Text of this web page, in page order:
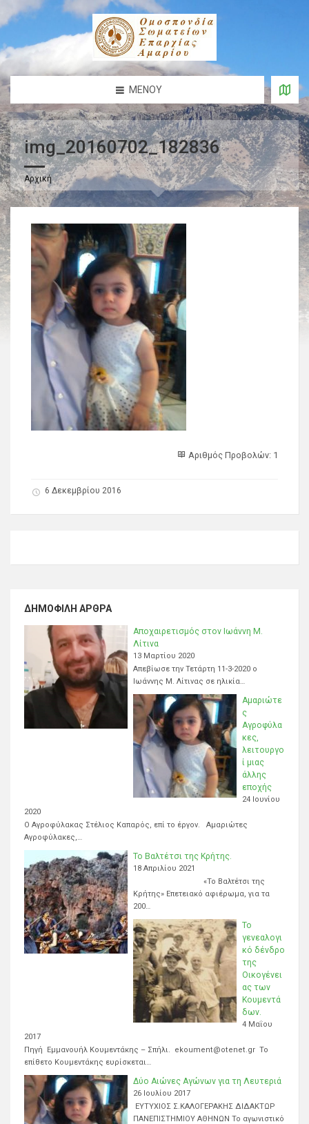
ΜΕΝΟΎ
img_20160702_182836
Αρχική
Αριθμός Προβολών: 1
6 Δεκεμβρίου 2016
ΔΗΜΟΦΙΛΉ ΆΡΘΡΑ
Αποχαιρετισμός στον Ιωάννη Μ.
Λίτινα
13 Μαρτίου 2020
Απεβίωσε την Τετάρτη 11-3-2020 ο
Ιωάννης Μ. Λίτινας σε ηλικία…
Αμαριώτε
ς
Αγροφύλα
κες,
λειτουργο
ί μιας
άλλης
εποχής
24 Ιουνίου
2020
Ο Αγροφύλακας Στέλιος Καπαρός, επί το έργον. Αμαριώτες
Αγροφύλακες,…
Το Βαλτέτσι της Κρήτης.
18 Απριλίου 2021
«Το Βαλτέτσι της
Κρήτης» Επετειακό αφιέρωμα, για τα
200…
Το
γενεαλογι
κό δένδρο
της
Οικογένει
ας των
Κουμεντά
δων.
4 Μαΐου
2017
Πηγή Εμμανουήλ Κουμεντάκης – Σπήλι. ekoument@otenet.gr Το
επίθετο Κουμεντάκης ευρίσκεται…
Δύο Αιώνες Αγώνων για τη Λευτεριά
26 Ιουλίου 2017
ΕΥΤΥΧΙΟΣ Σ.ΚΑΛΟΓΕΡΑΚΗΣ ΔΙΔΑΚΤΩΡ
ΠΑΝΕΠΙΣΤΗΜΙΟΥ ΑΘΗΝΩΝ Το αγωνιστικό